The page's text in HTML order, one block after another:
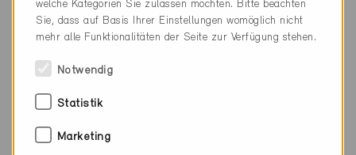
Kanton Luzern
Webseite
welche Kategorien Sie zulassen möchten. Bitte beachten
Sie, dass auf Basis Ihrer Einstellungen womöglich nicht
mehr alle Funktionalitäten der Seite zur Verfügung stehen.
Notwendig
Statistik
Marketing